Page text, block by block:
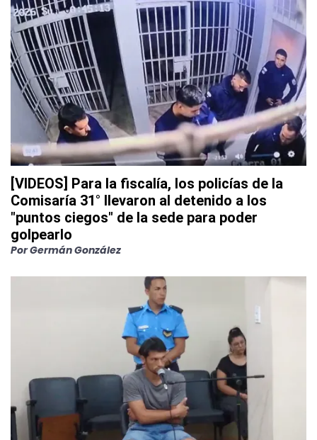
[VIDEOS] Para la fiscalía, los policías de la
Comisaría 31° llevaron al detenido a los
"puntos ciegos" de la sede para poder
golpearlo
PorGermán González